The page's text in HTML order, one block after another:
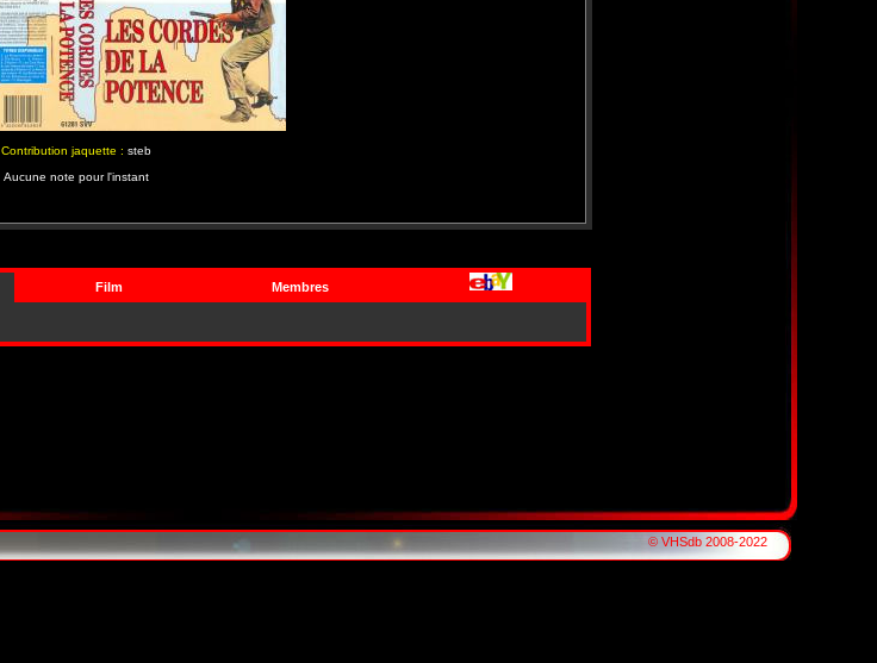
Contribution jaquette : steb
Aucune note pour l'instant
Film Membres
© VHSdb 2008-2022